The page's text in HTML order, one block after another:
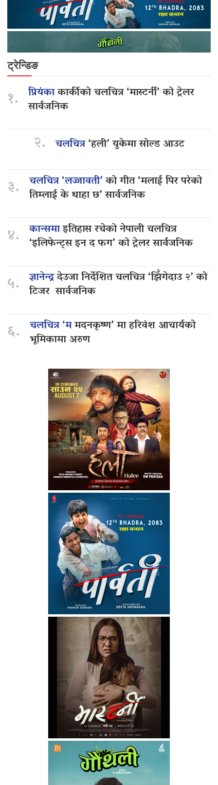
ट्रेन्डिङ
१. प्रियंकाकार्कीको चलचित्र ‘मास्टर्नी’ को ट्रेलर
सार्वजनिक
२. चलचित्र‘हली’ युकेमा सोल्ड आउट
३. चलचित्र ‘लज्जावती’को गीत ‘मलाई पिर परेको
तिम्लाई के थाहा छ’ सार्वजनिक
४. कान्समाइतिहास रचेको नेपाली चलचित्र
‘इलिफेन्ट्स इन द फग’ को ट्रेलर सार्वजनिक
५. ज्ञानेन्द्रदेउजा निर्देशित चलचित्र ‘झिँगेदाउ २’ को
टिजर सार्वजनिक
६. चलचित्र ‘ममदनकृष्ण’ मा हरिवंश आचार्यको
भूमिकामा अरुण